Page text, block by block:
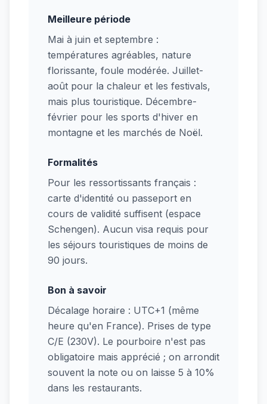
Meilleure période
Mai à juin et septembre :
températures agréables, nature
florissante, foule modérée. Juillet-
août pour la chaleur et les festivals,
mais plus touristique. Décembre-
février pour les sports d'hiver en
montagne et les marchés de Noël.
Formalités
Pour les ressortissants français :
carte d'identité ou passeport en
cours de validité suffisent (espace
Schengen). Aucun visa requis pour
les séjours touristiques de moins de
90 jours.
Bon à savoir
Décalage horaire : UTC+1 (même
heure qu'en France). Prises de type
C/E (230V). Le pourboire n'est pas
obligatoire mais apprécié ; on arrondit
souvent la note ou on laisse 5 à 10%
dans les restaurants.